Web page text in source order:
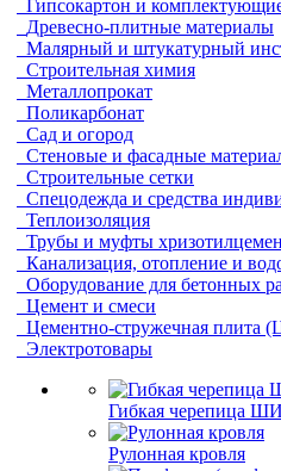
Гипсокартон и
Древесно-плитные материалы
Малярный и штукатурный
Строительная химия
Металлопрокат
Поликарбонат
Сад и огород
Стеновые и фасадные
Строительные сетки
Спецодежда и средства
Теплоизоляция
Трубы и муфты
Канализация, отопление и
Оборудование для бетонных
Цемент и смеси
Цементно-стружечная плита
Электротовары
Гибкая черепица
Рулонная кровля